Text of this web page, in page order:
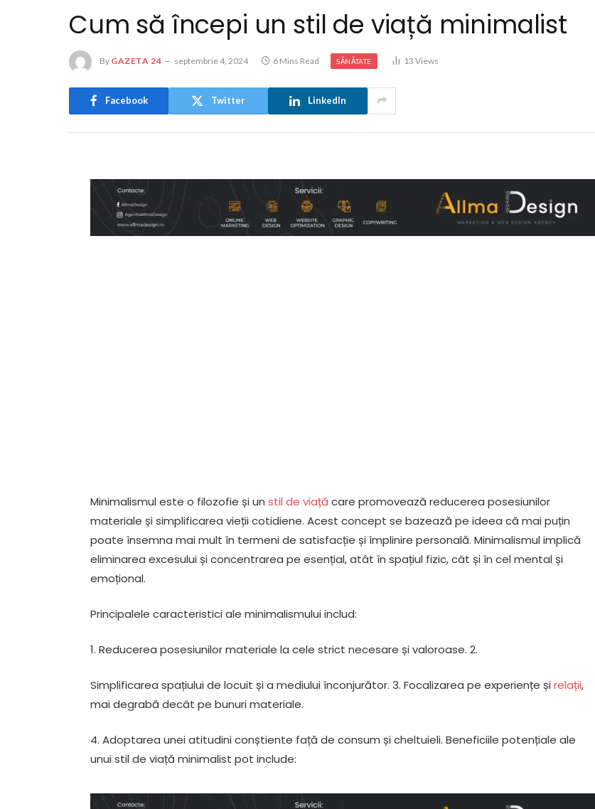
Cum să începi un stil de viață minimalist
By GAZETA 24 septembrie 4, 2024 6 Mins Read SĂNĂTATE 13 Views
Facebook Twitter LinkedIn
Minimalismul este o filozofie și unstil de viață care promovează reducerea posesiunilor
materiale și simplificarea vieții cotidiene. Acest concept se bazează pe ideea că mai puțin
poate însemna mai mult în termeni de satisfacție și împlinire personală. Minimalismul implică
eliminarea excesului și concentrarea pe esențial, atât în spațiul fizic, cât și în cel mental și
emoțional.
Principalele caracteristici ale minimalismului includ:
1. Reducerea posesiunilor materiale la cele strict necesare și valoroase. 2.
Simplificarea spațiului de locuit și a mediului înconjurător. 3. Focalizarea pe experiențe șirelații,
mai degrabă decât pe bunuri materiale.
4. Adoptarea unei atitudini conștiente față de consum și cheltuieli. Beneficiile potențiale ale
unui stil de viață minimalist pot include: